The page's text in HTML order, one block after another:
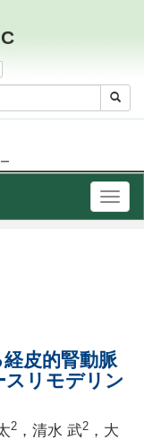
皮的腎動脈
スリモデリン
2 ，清水 武2 ，大